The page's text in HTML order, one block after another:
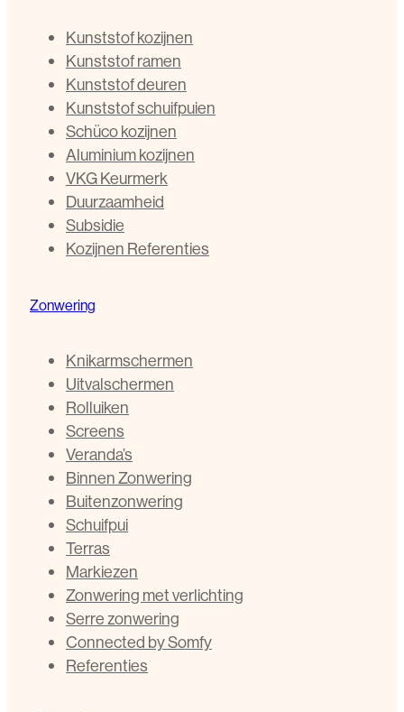
Kunststof kozijnen
Kunststof ramen
Kunststof deuren
Kunststof schuifpuien
Schüco kozijnen
Aluminium kozijnen
VKG Keurmerk
Duurzaamheid
Subsidie
Kozijnen Referenties
Zonwering
Knikarmschermen
Uitvalschermen
Rolluiken
Screens
Veranda’s
Binnen Zonwering
Buitenzonwering
Schuifpui
Terras
Markiezen
Zonwering met verlichting
Serre zonwering
Connected by Somfy
Referenties